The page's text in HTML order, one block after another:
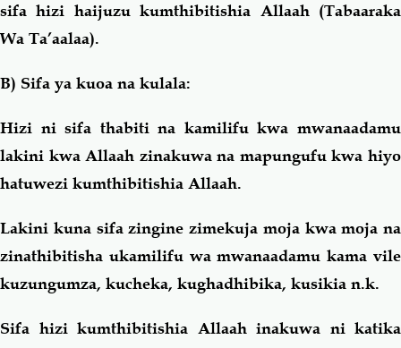
sifa hizi haijuzu kumthibitishia Allaah (Tabaaraka
Wa Ta’aalaa).
B) Sifa ya kuoa na kulala:
Hizi ni sifa thabiti na kamilifu kwa mwanaadamu
lakini kwa Allaah zinakuwa na mapungufu kwa hiyo
hatuwezi kumthibitishia Allaah.
Lakini kuna sifa zingine zimekuja moja kwa moja na
zinathibitisha ukamilifu wa mwanaadamu kama vile
kuzungumza, kucheka, kughadhibika, kusikia n.k.
Sifa hizi kumthibitishia Allaah inakuwa ni katika